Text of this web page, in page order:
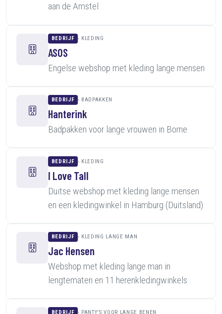
aan de Amstel
BEDRIJF KLEDING
ASOS
Engelse webshop met kleding lange mensen
BEDRIJF BADPAKKEN
Hanterink
Badpakken voor lange vrouwen in Borne
BEDRIJF KLEDING
I Love Tall
Duitse webshop met kleding lange mensen
en een kledingwinkel in Hamburg (Duitsland)
BEDRIJF KLEDING LANGE MAN
Jac Hensen
Webshop met kleding lange man in
lengtematen en 11 herenkledingwinkels
BEDRIJF PANTY'S VOOR LANGE BENEN